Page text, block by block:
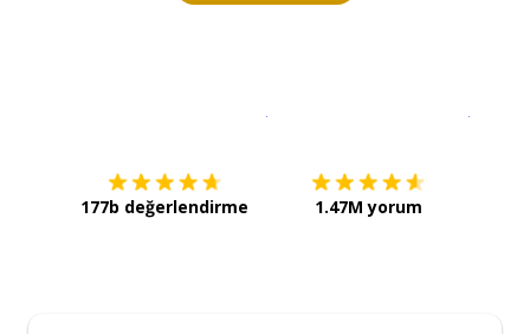
177b değerlendirme 1.47M yorum